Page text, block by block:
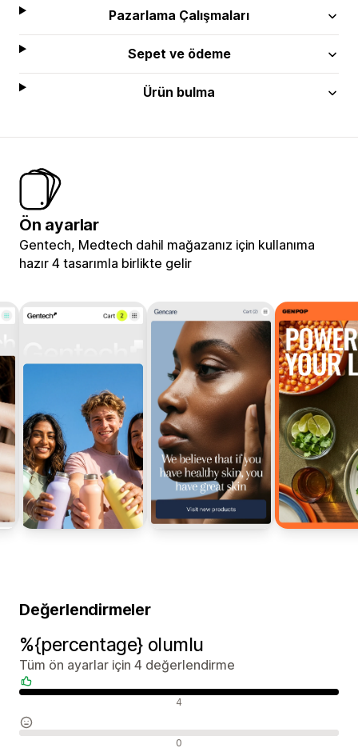
Pazarlama Çalışmaları
Sepet ve ödeme
Ürün bulma
Ön ayarlar
Gentech, Medtech dahil mağazanız için kullanıma
hazır 4 tasarımla birlikte gelir
Değerlendirmeler
%{percentage} olumlu
Tüm ön ayarlar için 4 değerlendirme
4
0